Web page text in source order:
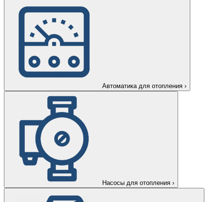
Автоматика для отопления ›
Насосы для отопления ›